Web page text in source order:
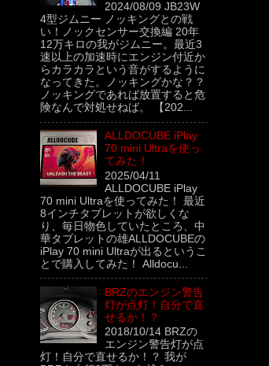
2024/08/09 JB23W
4型ジムニー ノッキングとの戦
い！ノックセンサー交換編 20年
12万キロの我がジムニー。最近3
速以上の加速時にエンジン付近か
らカラカラという音がするように
なってきた。ノッキングかな？？
ノッキングであれば放置すると危
険なんで対処せねば。 【202...
ALLDOCUBE iPlay
70 mini Ultraを使っ
てみた！
2025/04/11
ALLDOCUBE iPlay
70 mini Ultraを使ってみた！ 最近
8インチタブレットが欲しくな
り、毎日物色していたところ、中
華タブレットの雄ALLDOCUBEの
iPlay 70 mini Ultraが出るというこ
とで購入してみた！ Alldocu...
BRZのエンジン警告
灯が点灯！自分で直
せるか！？
2018/10/14 BRZの
エンジン警告灯が点
灯！自分で直せるか！？ 我が